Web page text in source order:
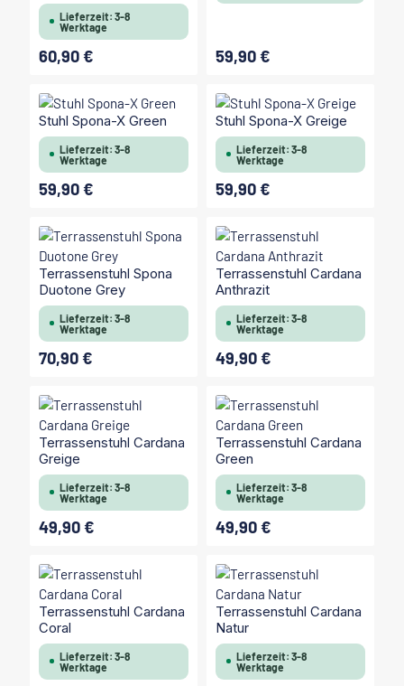
Lieferzeit: 3-8
Werktage
Regulärer Preis:
60,90 € Regulärer Preis:
59,90 €
Stuhl Spona-X Green
Lieferzeit: 3-8
Werktage
Regulärer Preis:
59,90 €
Stuhl Spona-X Greige
Lieferzeit: 3-8
Werktage
Regulärer Preis:
59,90 €
Terrassenstuhl Spona
Duotone Grey
Lieferzeit: 3-8
Werktage
Regulärer Preis:
70,90 €
Terrassenstuhl Cardana
Anthrazit
Lieferzeit: 3-8
Werktage
Regulärer Preis:
49,90 €
Terrassenstuhl Cardana
Greige
Lieferzeit: 3-8
Werktage
Regulärer Preis:
49,90 €
Terrassenstuhl Cardana
Green
Lieferzeit: 3-8
Werktage
Regulärer Preis:
49,90 €
Terrassenstuhl Cardana
Coral
Lieferzeit: 3-8
Werktage
Terrassenstuhl Cardana
Natur
Lieferzeit: 3-8
Werktage